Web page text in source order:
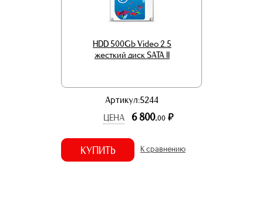
HDD 500Gb Video 2.5
жесткий диск SATA II
Артикул:5244
ЦЕНА
6 800.00 р.
КУПИТЬ К сравнению